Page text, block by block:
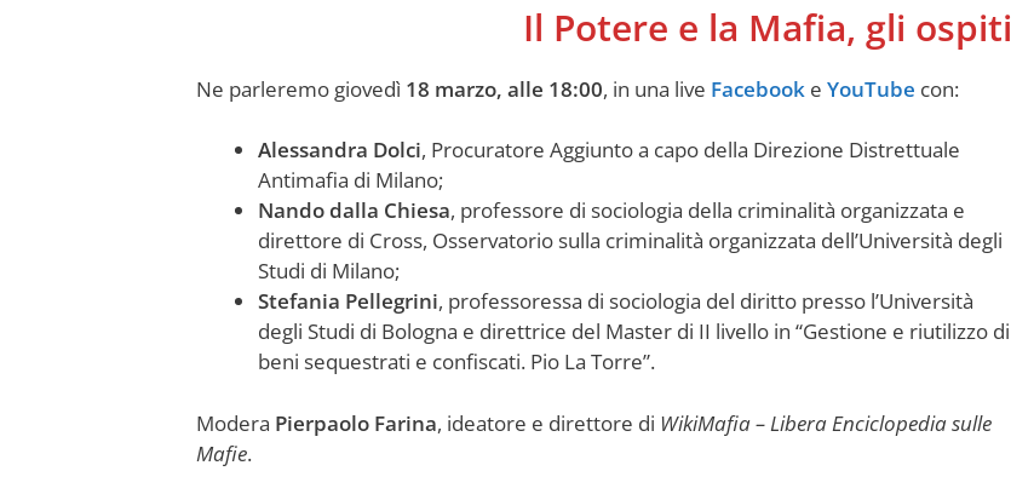
Il Potere e la Mafia, gli ospiti
Ne parleremo giovedì 18 marzo, alle 18:00, in una live Facebook e YouTube con:
Alessandra Dolci, Procuratore Aggiunto a capo della Direzione Distrettuale
Antimafia di Milano;
Nando dalla Chiesa, professore di sociologia della criminalità organizzata e
direttore di Cross, Osservatorio sulla criminalità organizzata dell’Università degli
Studi di Milano;
Stefania Pellegrini, professoressa di sociologia del diritto presso l’Università
degli Studi di Bologna e direttrice del Master di II livello in “Gestione e riutilizzo di
beni sequestrati e confiscati. Pio La Torre”.
Modera Pierpaolo Farina, ideatore e direttore di WikiMafia – Libera Enciclopedia sulle
Mafie.